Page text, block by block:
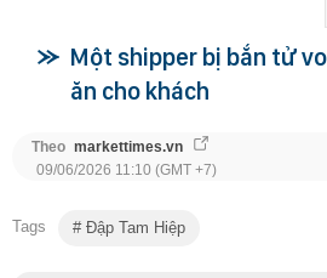
Một shipper bị bắn tử
ăn cho khách
Theo markettimes.vn
09/06/2026 11:10 (GMT +7)
Tags Đập Tam Hiệp